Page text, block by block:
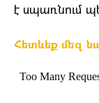
է սպառնում
Հետևեք մեզ